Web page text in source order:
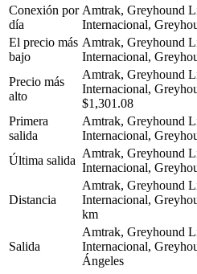
Conexión por
día
Amtrak, Greyhound
Internacional,
El precio más
bajo
Amtrak, Greyhound
Internacional,
Precio más
alto
Amtrak, Greyhound
Internacional,
$1,301.08
Primera
salida
Amtrak, Greyhound
Internacional,
Última salida
Amtrak, Greyhound
Internacional,
Distancia
Amtrak, Greyhound
Internacional,
km
Salida
Amtrak, Greyhound
Internacional,
Ángeles